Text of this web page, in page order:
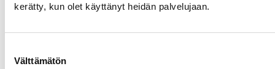
kerätty, kun olet käyttänyt heidän palvelujaan.
valinta
Välttämätön